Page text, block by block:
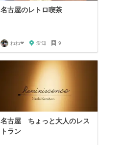
名古屋のレトロ喫茶
ねね‪‪❤︎‬ 愛知 9
名古屋 ちょっと大人のレス
トラン